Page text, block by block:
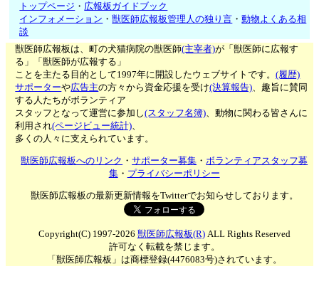
トップページ ・ 広報板ガイドブック
インフォメーション ・獣医師広報板管理人の独り言 ・動物よくある相
談
獣医師広報板は、町の犬猫病院の獣医師(主宰者)が「獣医師に広報す
る」「獣医師が広報する」
ことを主たる目的として1997年に開設したウェブサイトです。(履歴)
サポーターや広告主の方々から資金応援を受け(決算報告)、趣旨に賛同
する人たちがボランティア
スタッフとなって運営に参加し(スタッフ名簿)、動物に関わる皆さんに
利用され(ページビュー統計)、
多くの人々に支えられています。
獣医師広報板へのリンク ・サポーター募集 ・ボランティアスタッフ募
集・ プライバシーポリシー
獣医師広報板の最新更新情報をTwitterでお知らせしております。
Copyright(C) 1997-2026 獣医師広報板(R)ALL Rights Reserved
許可なく転載を禁じます。
「獣医師広報板」は商標登録(4476083号)されています。